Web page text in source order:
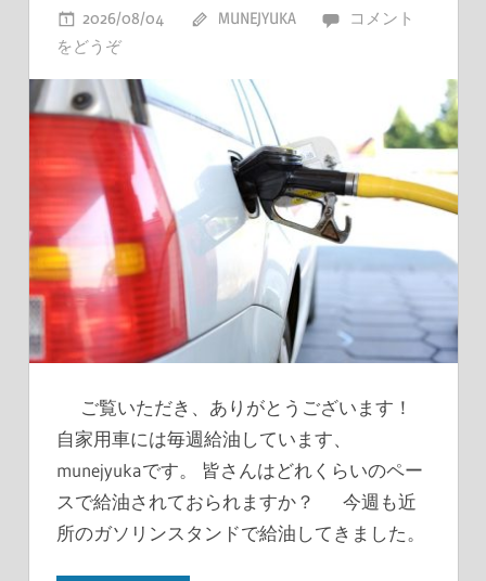
2026/08/04 MUNEJYUKA
コメント
をどうぞ
ご覧いただき、ありがとうございます！
自家用車には毎週給油しています、
munejyukaです。 皆さんはどれくらいのペー
スで給油されておられますか？ 今週も近
所のガソリンスタンドで給油してきました。